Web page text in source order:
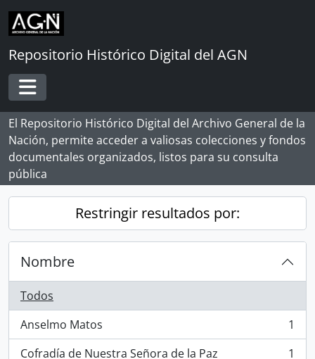
Skip to main content
Repositorio Histórico Digital del AGN
Toggle navigation
El Repositorio Histórico Digital del Archivo General de la
Nación, permite acceder a valiosas colecciones y fondos
documentales organizados, listos para su consulta
pública
Restringir resultados por:
Nombre
Todos
Anselmo Matos
, 1 resultados
1
Cofradía de Nuestra Señora de la Paz
1